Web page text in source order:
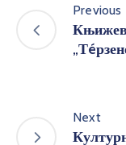
Previous
Next